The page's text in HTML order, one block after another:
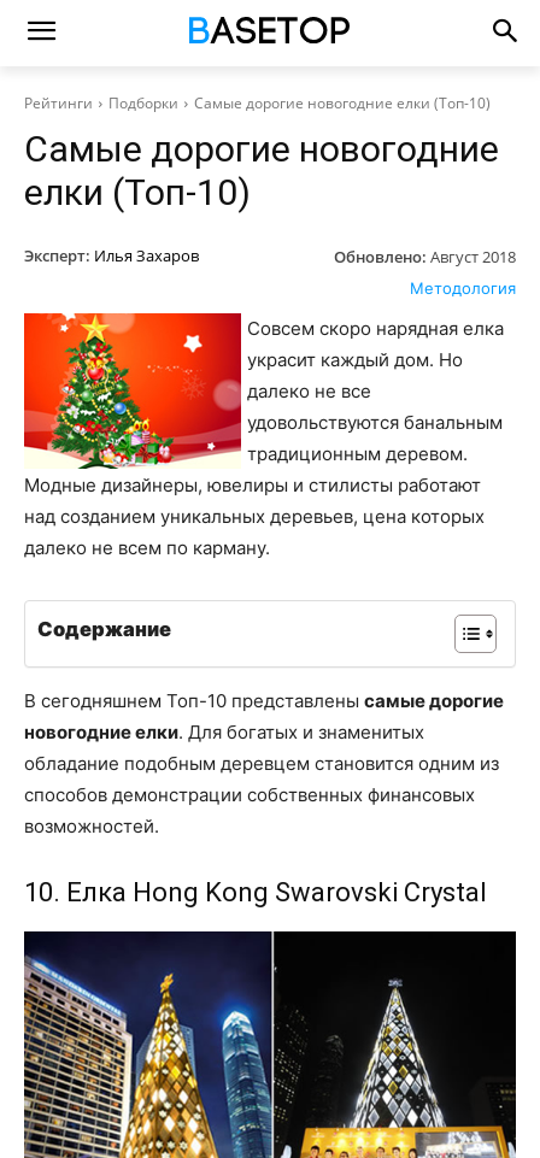
Рейтинги Подборки Самые дорогие новогодние елки (Топ-10)
Самые дорогие новогодние
елки (Топ-10)
Эксперт: Илья Захаров Обновлено: Август 2018
Методология
Совсем скоро нарядная елка
украсит каждый дом. Но
далеко не все
удовольствуются банальным
традиционным деревом.
Модные дизайнеры, ювелиры и стилисты работают
над созданием уникальных деревьев, цена которых
далеко не всем по карману.
Содержание
В сегодняшнем Топ-10 представлены самые дорогие
новогодние елки. Для богатых и знаменитых
обладание подобным деревцем становится одним из
способов демонстрации собственных финансовых
возможностей.
10. Елка Hong Kong Swarovski Crystal